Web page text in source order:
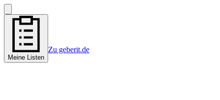
Meine Listen
Zu geberit.de